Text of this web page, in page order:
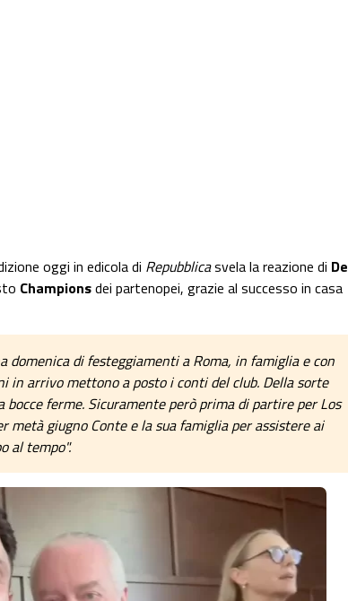
oggi in edicola di Repubblicasvela la reazione di De
Championsdei partenopei, grazie al successo in casa
domenica di festeggiamenti a Roma, in famiglia e con
in arrivo mettono a posto i conti del club. Della sorte
bocce ferme. Sicuramente però prima di partire per Los
metà giugno Conte e la sua famiglia per assistere ai
al tempo".